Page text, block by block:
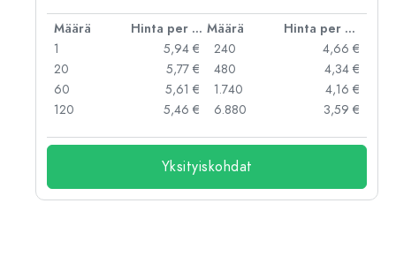
Määrä Hinta per kpl Määrä
Hinta per kpl
1
5,94 €
20
5,77 €
60
5,61 €
120
5,46 €
240
4,66 €
480
4,34 €
1.740
4,16 €
6.880
3,59 €
Yksityiskohdat